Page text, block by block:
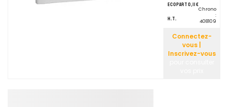
ecopart 0,11 €
H.T.
Chrono
:
408109
Connectez-
vous |
Inscrivez-vous